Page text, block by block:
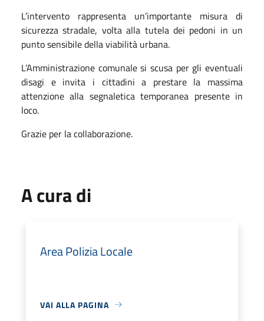
L’intervento rappresenta un’importante misura di
sicurezza stradale, volta alla tutela dei pedoni in un
punto sensibile della viabilità urbana.
L’Amministrazione comunale si scusa per gli eventuali
disagi e invita i cittadini a prestare la massima
attenzione alla segnaletica temporanea presente in
loco.
Grazie per la collaborazione.
A cura di
Area Polizia Locale
VAI ALLA PAGINA